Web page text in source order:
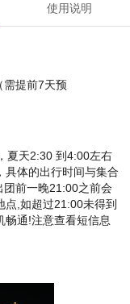
使用说明
需提前7天预
夏天2:30 到4:00左右
具体的出行时间与集合
团前一晚21:00之前会
点,如超过21:00未得到
畅通!注意查看短信息